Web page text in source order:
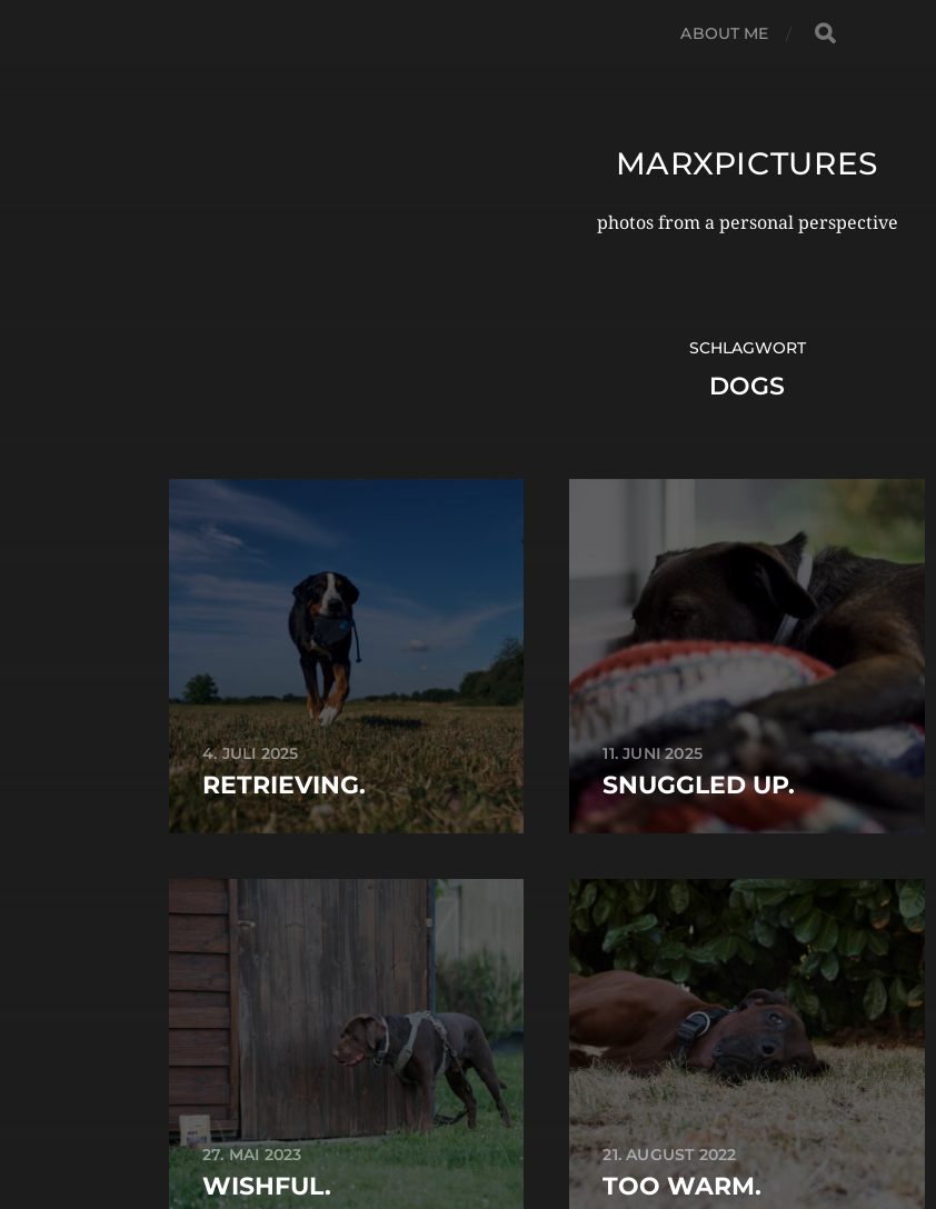
ABOUT ME
MARXPICTURES
photos from a personal perspective
SCHLAGWORT
DOGS
4. JULI 2025
RETRIEVING.
11. JUNI 2025
SNUGGLED UP.
27. MAI 2023
WISHFUL.
21. AUGUST 2022
TOO WARM.